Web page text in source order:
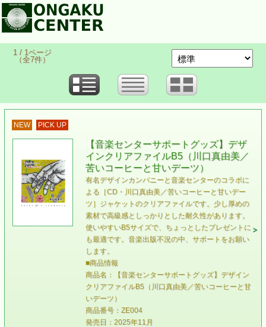
1 / 1ページ
（全7件）
NEW PICK UP
【音楽センターサポートグッズ】デザ
インクリアファイルB5（川口真由美／
苦いコーヒーと甘いデーツ）
有名デザインカンパニーと音楽センターのコラボに
よる［CD・川口真由美／苦いコーヒーと甘いデー
ツ］ジャケットのクリアファイルです。少し厚めの
素材で高級感としっかりとした耐久性があります。
使いやすいB5サイズで、ちょっとしたプレゼントに
も最適です。音楽出版不況の中、サポートをお願い
します。
■商品情報
商品名：【音楽センターサポートグッズ】デザイン
クリアファイルB5（川口真由美／苦いコーヒーと甘
いデーツ）
商品番号：ZE004
発売日：2025年11月